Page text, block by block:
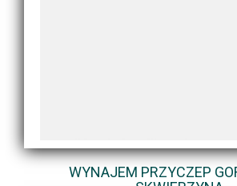
WYNAJEM PRZYCZEP